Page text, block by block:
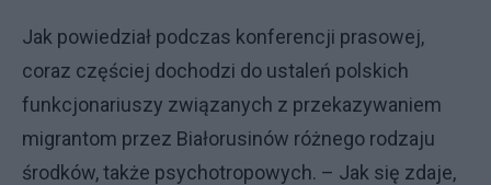
Jak powiedział podczas konferencji prasowej,
coraz częściej dochodzi do ustaleń polskich
funkcjonariuszy związanych z przekazywaniem
migrantom przez Białorusinów różnego rodzaju
środków, także psychotropowych. – Jak się zdaje,